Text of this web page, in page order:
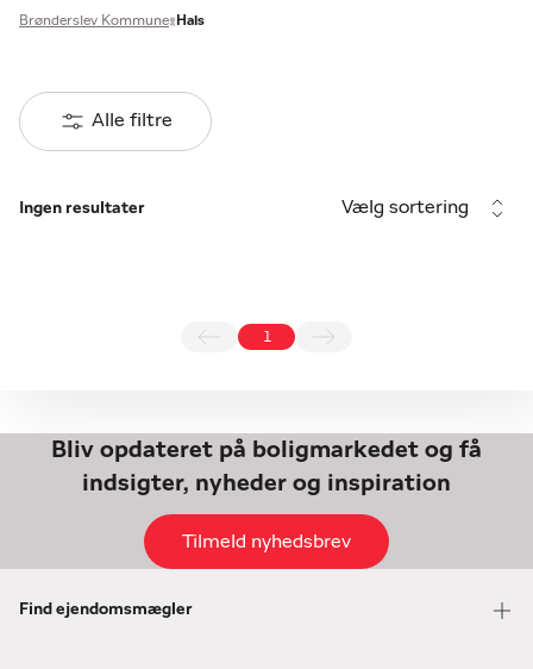
Brønderslev Kommune
Hals
Alle filtre
Ingen resultater Vælg sortering
Bliv opdateret på boligmarkedet og få
indsigter, nyheder og inspiration
Tilmeld nyhedsbrev
Find ejendomsmægler